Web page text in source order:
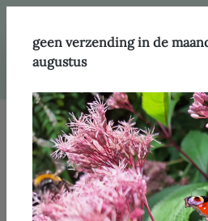
Afbeeldingengalerij overslaan
geen verzending in de
augustus